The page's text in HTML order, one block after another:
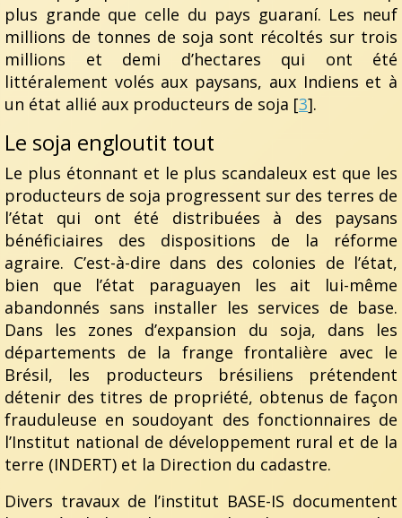
plus grande que celle du pays guaraní. Les neuf
millions de tonnes de soja sont récoltés sur trois
millions et demi d’hectares qui ont été
littéralement volés aux paysans, aux Indiens et à
un état allié aux producteurs de soja [3].
Le soja engloutit tout
Le plus étonnant et le plus scandaleux est que les
producteurs de soja progressent sur des terres de
l’état qui ont été distribuées à des paysans
bénéficiaires des dispositions de la réforme
agraire. C’est-à-dire dans des colonies de l’état,
bien que l’état paraguayen les ait lui-même
abandonnés sans installer les services de base.
Dans les zones d’expansion du soja, dans les
départements de la frange frontalière avec le
Brésil, les producteurs brésiliens prétendent
détenir des titres de propriété, obtenus de façon
frauduleuse en soudoyant des fonctionnaires de
l’Institut national de développement rural et de la
terre (INDERT) et la Direction du cadastre.
Divers travaux de l’institut BASE-IS documentent